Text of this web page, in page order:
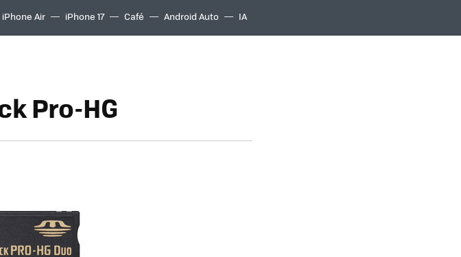
iPhone Air iPhone 17 Café Android Auto IA
Pro-HG